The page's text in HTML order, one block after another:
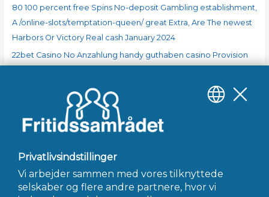
80 100 percent free Spins No-deposit Gambling establishment,
A /online-slots/temptation-queen/ great Extra, Are The newest
Harbors Or Victory Real cash January 2024
22bet Casino No Anzahlung handy guthaben casino Provision
Seneste kommentarer
A WordPress Commentertil